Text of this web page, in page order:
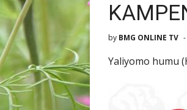
by BMG ONLINE TV
Yaliyomo humu